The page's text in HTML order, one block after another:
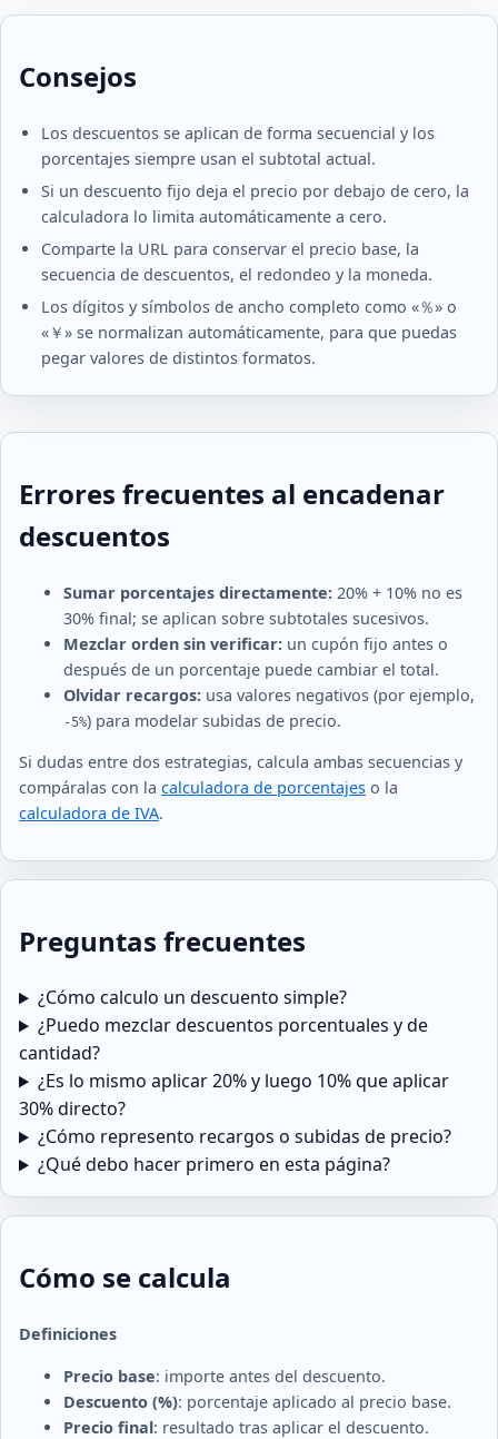
Consejos
Los descuentos se aplican de forma secuencial y los
porcentajes siempre usan el subtotal actual.
Si un descuento fijo deja el precio por debajo de cero, la
calculadora lo limita automáticamente a cero.
Comparte la URL para conservar el precio base, la
secuencia de descuentos, el redondeo y la moneda.
Los dígitos y símbolos de ancho completo como «％» o
«￥» se normalizan automáticamente, para que puedas
pegar valores de distintos formatos.
Errores frecuentes al encadenar
descuentos
Sumar porcentajes directamente: 20% + 10% no es
30% final; se aplican sobre subtotales sucesivos.
Mezclar orden sin verificar: un cupón fijo antes o
después de un porcentaje puede cambiar el total.
Olvidar recargos: usa valores negativos (por ejemplo,
-5%) para modelar subidas de precio.
Si dudas entre dos estrategias, calcula ambas secuencias y
compáralas con la calculadora de porcentajes o la
calculadora de IVA.
Preguntas frecuentes
¿Cómo calculo un descuento simple?
¿Puedo mezclar descuentos porcentuales y de
cantidad?
¿Es lo mismo aplicar 20% y luego 10% que aplicar
30% directo?
¿Cómo represento recargos o subidas de precio?
¿Qué debo hacer primero en esta página?
Cómo se calcula
Definiciones
Precio base: importe antes del descuento.
Descuento (%): porcentaje aplicado al precio base.
Precio final: resultado tras aplicar el descuento.